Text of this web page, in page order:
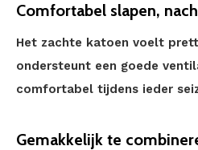
Comfortabel slapen,
Het zachte katoen voelt
ondersteunt een goede
comfortabel tijdens ieder
Gemakkelijk te